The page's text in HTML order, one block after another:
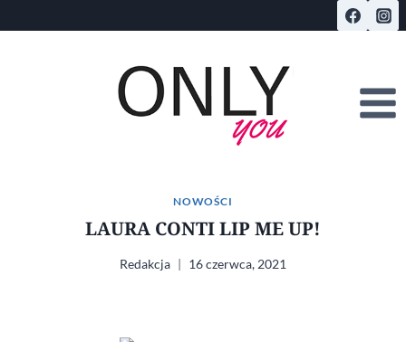
do
NOWOŚCI
LAURA CONTI LIP ME UP!
Redakcja 16 czerwca, 2021